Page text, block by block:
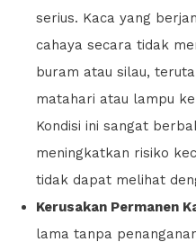
serius. Kaca yang
cahaya secara tidak
buram atau silau,
matahari atau lampu
Kondisi ini sangat
meningkatkan risiko
tidak dapat melihat
Kerusakan Permanen
lama tanpa